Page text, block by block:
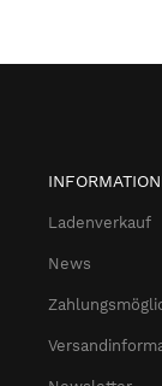
Ladenverkauf
News